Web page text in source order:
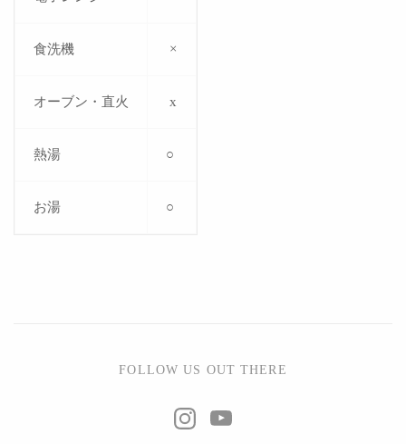
食洗機 ×
オーブン・直火 x
熱湯 ○
お湯 ○
FOLLOW US OUT THERE